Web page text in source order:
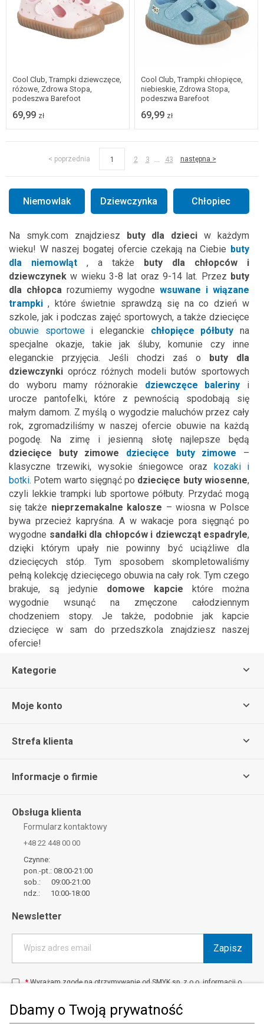
Dbamy o Twoją prywatność
Cool Club, Trampki dziewczęce,
różowe, Zdrowa Stopa,
podeszwa Barefoot
69,99 zł
21 22
Cool Club, Trampki chłopięce,
niebieskie, Zdrowa Stopa,
podeszwa Barefoot
69,99 zł
< poprzednia 1 2 3 ... 43 następna >
Niemowlak Dziewczynka Chłopiec
Na smyk.com znajdziesz buty dla dzieci w każdym
wieku! W naszej bogatej ofercie czekają na Ciebie buty
dla niemowląt
, a także buty dla chłopców i
dziewczynek w wieku 3-8 lat oraz 9-14 lat. Przez buty
dla chłopca rozumiemy wygodne wsuwane i wiązane
trampki , które świetnie sprawdzą się na co dzień w
szkole, jak i podczas zajęć sportowych, a także dziecięce
obuwie sportowei eleganckie chłopięce półbuty na
specjalne okazje, takie jak śluby, komunie czy inne
eleganckie przyjęcia. Jeśli chodzi zaś o buty dla
dziewczynki oprócz różnych modeli butów sportowych
do wyboru mamy różnorakie dziewczęce baleriny
i
urocze pantofelki, które z pewnością spodobają się
małym damom. Z myślą o wygodzie maluchów przez cały
rok, zgromadziliśmy w naszej ofercie obuwie na każdą
pogodę. Na zimę i jesienną słotę najlepsze będą
dziecięce buty zimowe
dziecięce buty zimowe
–
klasyczne trzewiki, wysokie śniegowce oraz kozaki i
botki. Potem warto sięgnąć po dziecięce buty wiosenne,
czyli lekkie trampki lub sportowe półbuty. Przydać mogą
się także nieprzemakalne kalosze – wiosna w Polsce
bywa przecież kapryśna. A w wakacje pora sięgnąć po
wygodne sandałki dla chłopców i dziewcząt espadryle,
dzięki którym upały nie powinny być uciążliwe dla
dziecięcych stóp. Tym sposobem skompletowaliśmy
pełną kolekcję dziecięcego obuwia na cały rok. Tym czego
brakuje, są jedynie domowe kapcie które można
wygodnie wsunąć na zmęczone całodziennym
chodzeniem stopy. Je także, podobnie jak kapcie
dziecięce w sam do przedszkola znajdziesz naszej
ofercie!
Kategorie
Moje konto
Strefa klienta
Informacje o firmie
Obsługa klienta
Formularz kontaktowy
+48 22 448 00 00
Czynne:
pon.-pt.: 08:00-21:00
sob.: 09:00-21:00
ndz.: 10:00-18:00
Newsletter
Wpisz adres email Zapisz
*Wyrażam zgodę na otrzymywanie od SMYK sp. z o.o. informacji o
elektronicznej (e-mail).
W każdej chwili możesz z łatwością cofnąć wyrażone zgody.